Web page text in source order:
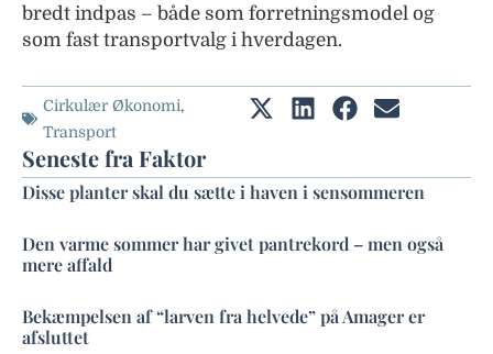
bredt indpas – både som forretningsmodel og
som fast transportvalg i hverdagen.
Cirkulær Økonomi,
Transport
Seneste fra Faktor
Disse planter skal du sætte i haven i sensommeren
Den varme sommer har givet pantrekord – men også
mere affald
Bekæmpelsen af “larven fra helvede” på Amager er
afsluttet